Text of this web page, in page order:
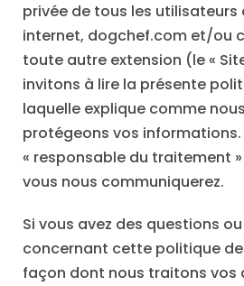
privée de tous les utilisateurs
internet, dogchef.com et/ou
toute autre extension (le «
invitons à lire la présente
laquelle explique comme
protégeons vos informations.
« responsable du traitement
vous nous communiquerez.
Si vous avez des questions
concernant cette politique de
façon dont nous traitons vos